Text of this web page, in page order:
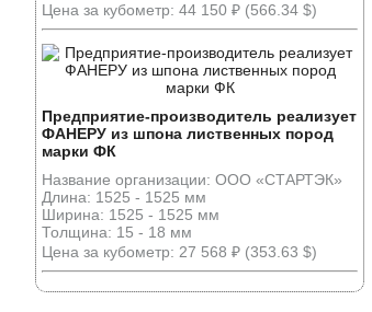
Цена за кубометр: 44 150 ₽ (566.34 $)
Предприятие-производитель реализует
ФАНЕРУ из шпона лиственных пород
марки ФК
Название организации: ООО «СТАРТЭК»
Длина: 1525 - 1525 мм
Ширина: 1525 - 1525 мм
Толщина: 15 - 18 мм
Цена за кубометр: 27 568 ₽ (353.63 $)